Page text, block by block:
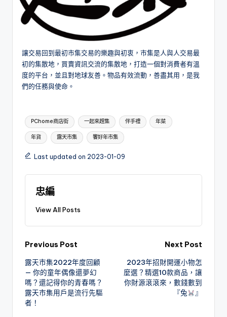
讓交易回到最初市集交易的樂趣與初衷，市集是人與人交易最
初的集散地，買賣資訊交流的集散地，打造一個對消費者有溫
度的平台，並且對地球友善。物品有效流動，善盡其用，是我
們的任務與使命。
Tags:
PChome商店街 一起來趕集 伴手禮 年菜
年貨 露天市集 饗好年市集
Last updated on 2023-01-09
忠編
View All Posts
Post
navigation
Previous Post
露天市集2022年度回顧
— 你的童年偶像還夢幻
嗎？還記得你的青春嗎？
露天市集用戶是流行先驅
者！
Next Post
2023年招財開運小物怎
麼選？精選10款商品，讓
你財源滾滾來，數錢數到
『兔
』